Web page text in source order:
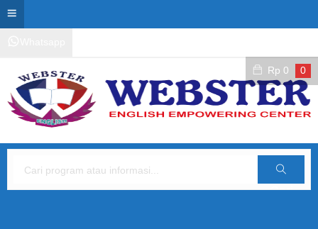
Rp 0 0
Cari